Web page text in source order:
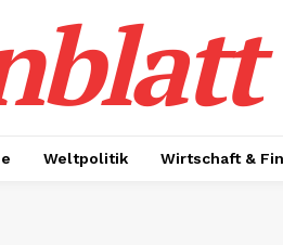
Weltpolitik Wirtschaft &